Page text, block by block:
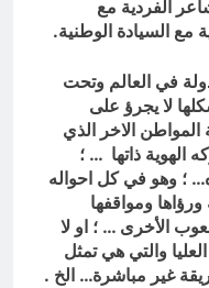
الفردية مع
مع السيادة الوطنية.
في العالم وتحت
لا يجرؤ على
الاخر الذي
ذاتها … ؛
؛ وهو في كل احواله
ومواقفها
الأخرى … ؛ او لا
والتي هي تمثل
غير مباشرة… الخ .